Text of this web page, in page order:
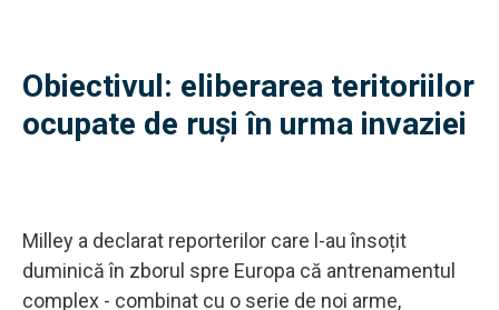
Obiectivul: eliberarea teritoriilor
ocupate de ruși în urma invaziei
Milley a declarat reporterilor care l-au însoțit
duminică în zborul spre Europa că antrenamentul
complex - combinat cu o serie de noi arme,